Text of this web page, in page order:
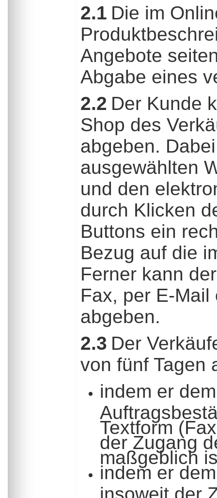
2.1 Die im
Angebote
Abgabe eines
2.2 Der Kunde
Shop des
abgeben.
ausgewählten
und den
durch Klicken
Buttons ein
Bezug auf die
Ferner kann
Fax, per E-
abgeben.
2.3 Der
von fünf Tagen
indem er
Textform
der Zugang
maßgeblich
indem er
insoweit der